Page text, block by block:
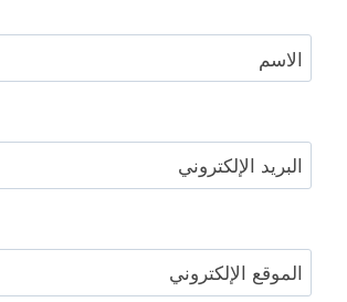
الاسم
البريد الإلكتروني
الموقع الإلكتروني